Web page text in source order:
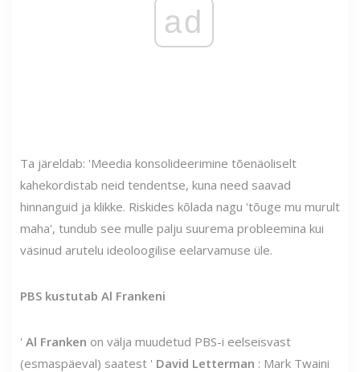
ad
Ta järeldab: 'Meedia konsolideerimine tõenäoliselt
kahekordistab neid tendentse, kuna need saavad
hinnanguid ja klikke. Riskides kõlada nagu 'tõuge mu murult
maha', tundub see mulle palju suurema probleemina kui
väsinud arutelu ideoloogilise eelarvamuse üle.
PBS kustutab Al Frankeni
' Al Franken on välja muudetud PBS-i eelseisvast
(esmaspäeval) saatest ' David Letterman : Mark Twaini